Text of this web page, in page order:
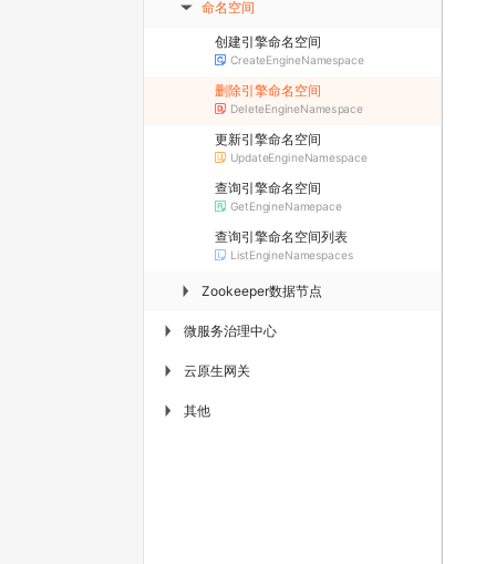
▶ 命名空间
创建引擎命名空间
CreateEngineNamespace
删除引擎命名空间
DeleteEngineNamespace
更新引擎命名空间
UpdateEngineNamespace
查询引擎命名空间
GetEngineNamepace
查询引擎命名空间列表
ListEngineNamespaces
▶ Zookeeper数据节点
▶ 微服务治理中心
▶ 云原生网关
▶ 其他